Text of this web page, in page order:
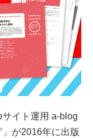
サイト運用 a-blog
が2016年に出版